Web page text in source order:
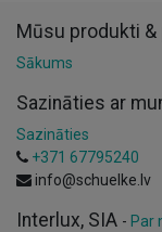
Mūsu produkti
Sākums
Sazināties ar
Sazināties
+371 67795240
info@schuelke.lv
Interlux, SIA - Par